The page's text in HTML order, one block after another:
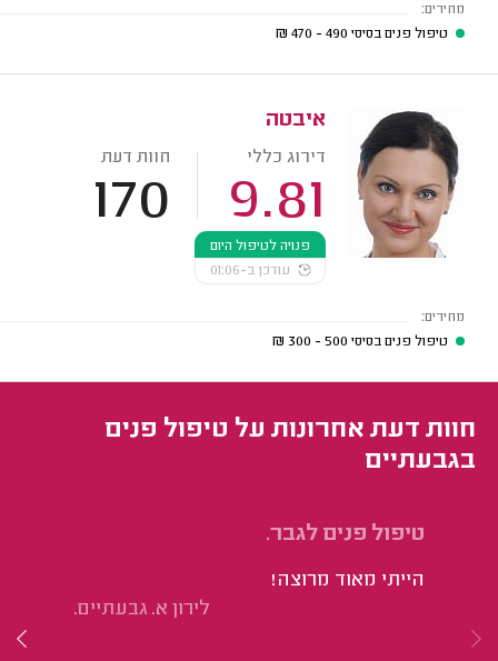
מחירים:
טיפול פנים בסיסי 490 - 470
₪
איבטה
דירוג כללי
9.81
חוות דעת
170
פנויה לטיפול היום
עודכן ב-01:06
מחירים:
טיפול פנים בסיסי 500 - 300
₪
חוות דעת אחרונות על טיפול פנים
בגבעתיים
טיפול פנים לגבר.
הייתי מאוד מרוצה!
לירון א. גבעתיים.